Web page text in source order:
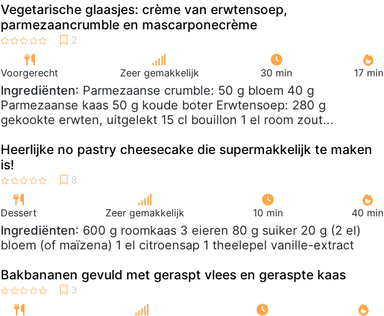
Vegetarische glaasjes: crème van erwtensoep,
parmezaancrumble en mascarponecrème
Voorgerecht Zeer gemakkelijk 30 min 17 min
Ingrediënten: Parmezaanse crumble: 50 g bloem 40 g
Parmezaanse kaas 50 g koude boter Erwtensoep: 280 g
gekookte erwten, uitgelekt 15 cl bouillon 1 el room zout...
Heerlijke no pastry cheesecake die supermakkelijk te maken
is!
Dessert Zeer gemakkelijk 10 min 40 min
Ingrediënten: 600 g roomkaas 3 eieren 80 g suiker 20 g (2 el)
bloem (of maïzena) 1 el citroensap 1 theelepel vanille-extract
Bakbananen gevuld met geraspt vlees en geraspte kaas